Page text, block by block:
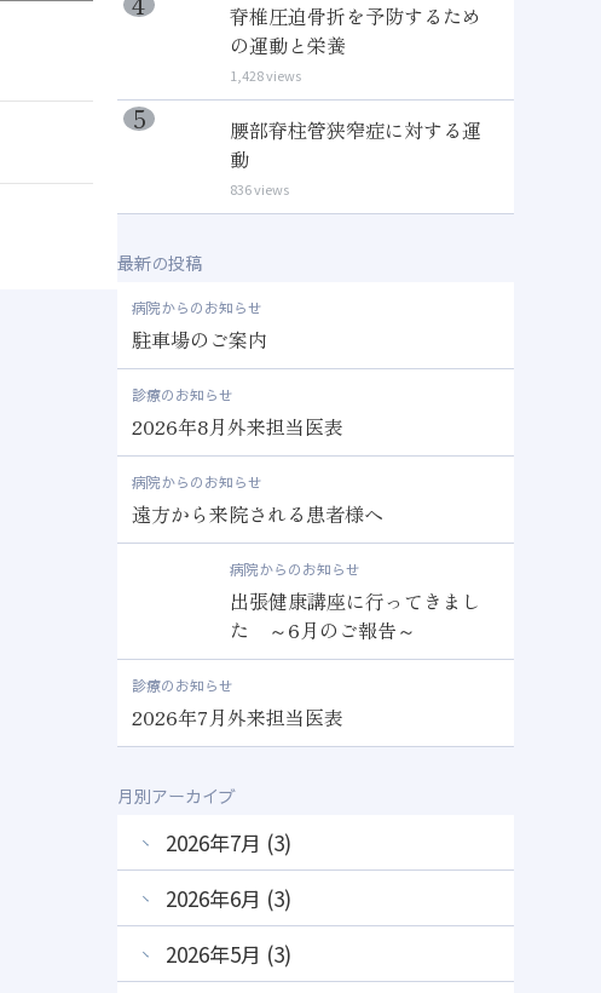
脊椎圧迫骨折を予防するため
の運動と栄養
1,428 views
腰部脊柱管狭窄症に対する運
動
836 views
最新の投稿
病院からのお知らせ
駐車場のご案内
診療のお知らせ
2026年8月外来担当医表
病院からのお知らせ
遠方から来院される患者様へ
病院からのお知らせ
出張健康講座に行ってきまし
た ～6月のご報告～
診療のお知らせ
2026年7月外来担当医表
月別アーカイブ
2026年7月 (3)
2026年6月 (3)
2026年5月 (3)